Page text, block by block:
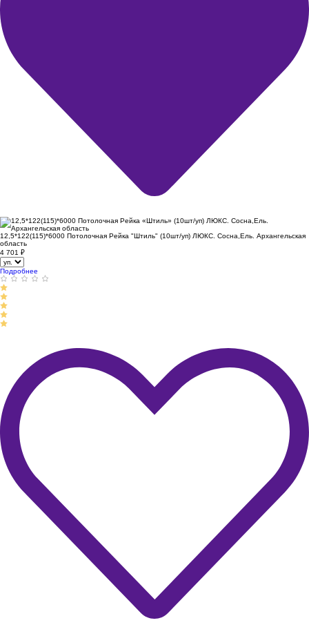
12,5*122(115)*6000 Потолочная Рейка "Штиль" (10шт/уп) ЛЮКС. Сосна,Ель. Архангельская
область
4 701 ₽
Подробнее